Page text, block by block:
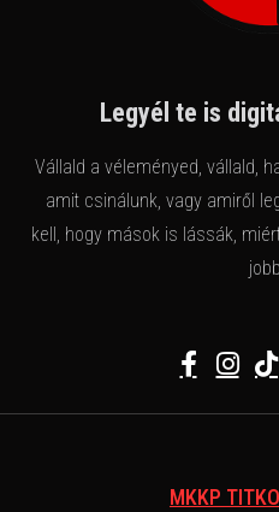
Legyél te is
Vállald a véleményed, vállald,
amit csinálunk, vagy amiről
kell, hogy mások is lássák,
MKKP